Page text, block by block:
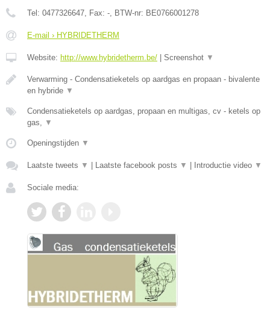
Tel: 0477326647 , Fax: - , BTW-nr: BE0766001278
E-mail › HYBRIDETHERM
Website: http://www.hybridetherm.be/ | Screenshot ▼
Verwarming - Condensatieketels op aardgas en propaan - bivalente
en hybride ▼
Condensatieketels op aardgas, propaan en multigas, cv - ketels op
gas,
▼
Openingstijden ▼
Laatste tweets ▼ | Laatste facebook posts ▼ | Introductie video ▼
Sociale media: